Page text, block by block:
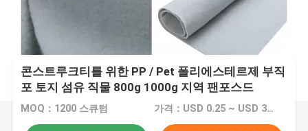
콘스트루크티를 위한 PP / Pet 폴리에스테르제 부직
포 토지 섬유 직물 800g 1000g 지역 팬포스드
MOQ：1200 스큐텀 가격：USD 0.25 ~ USD 3.80 per square meter or can be negotiated.